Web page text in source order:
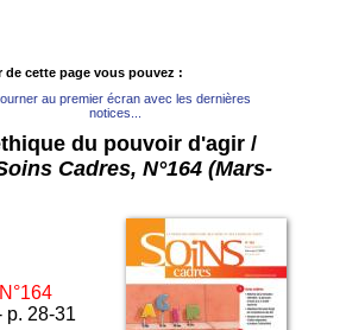
de cette page vous pouvez :
au premier écran avec les dernières
notices...
du pouvoir d'agir /
Cadres, N°164 (Mars-
N°164
p. 28-31